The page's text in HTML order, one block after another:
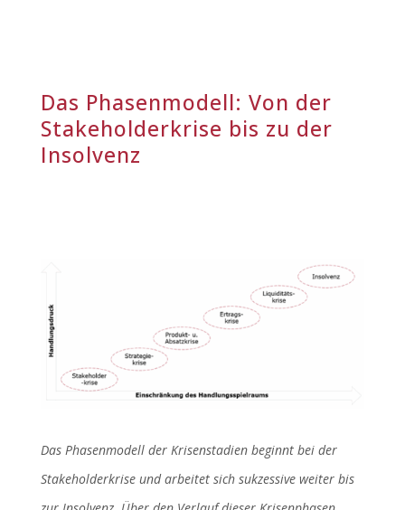
Das Phasenmodell: Von der
Stakeholderkrise bis zu der
Insolvenz
Das Phasenmodell der Krisenstadien beginnt bei der
Stakeholderkrise und arbeitet sich sukzessive weiter bis